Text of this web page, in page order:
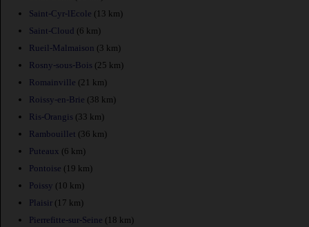
Saint-Cyr-lEcole (13 km)
Saint-Cloud (6 km)
Rueil-Malmaison (3 km)
Rosny-sous-Bois (25 km)
Romainville (21 km)
Roissy-en-Brie (38 km)
Ris-Orangis (33 km)
Rambouillet (36 km)
Puteaux (6 km)
Pontoise (19 km)
Poissy (10 km)
Plaisir (17 km)
Pierrefitte-sur-Seine (18 km)